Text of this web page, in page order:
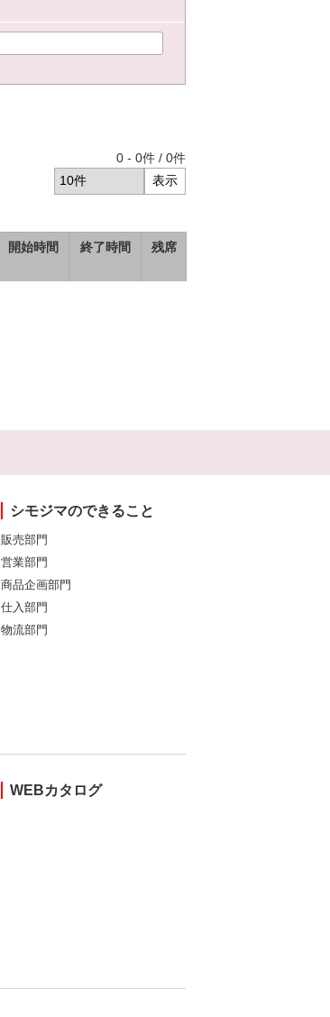
0 - 0件 / 0件
開始時間 終了時間 残席
シモジマのできること
販売部門
営業部門
商品企画部門
仕入部門
物流部門
WEBカタログ